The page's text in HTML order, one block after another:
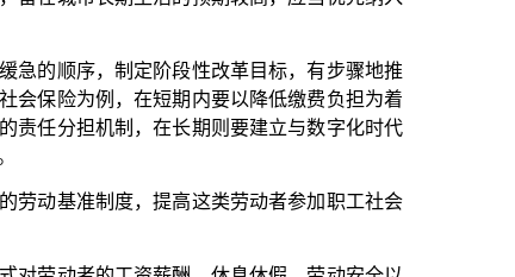
这类劳动者参加职工社会
酬、休息休假、劳动安全以
的新特征完善我国的劳动基
虑将传统的劳动基准（如
合，增强劳动基准的适用
段，通过对算法的优化、对
惩措施等，充分保护劳动